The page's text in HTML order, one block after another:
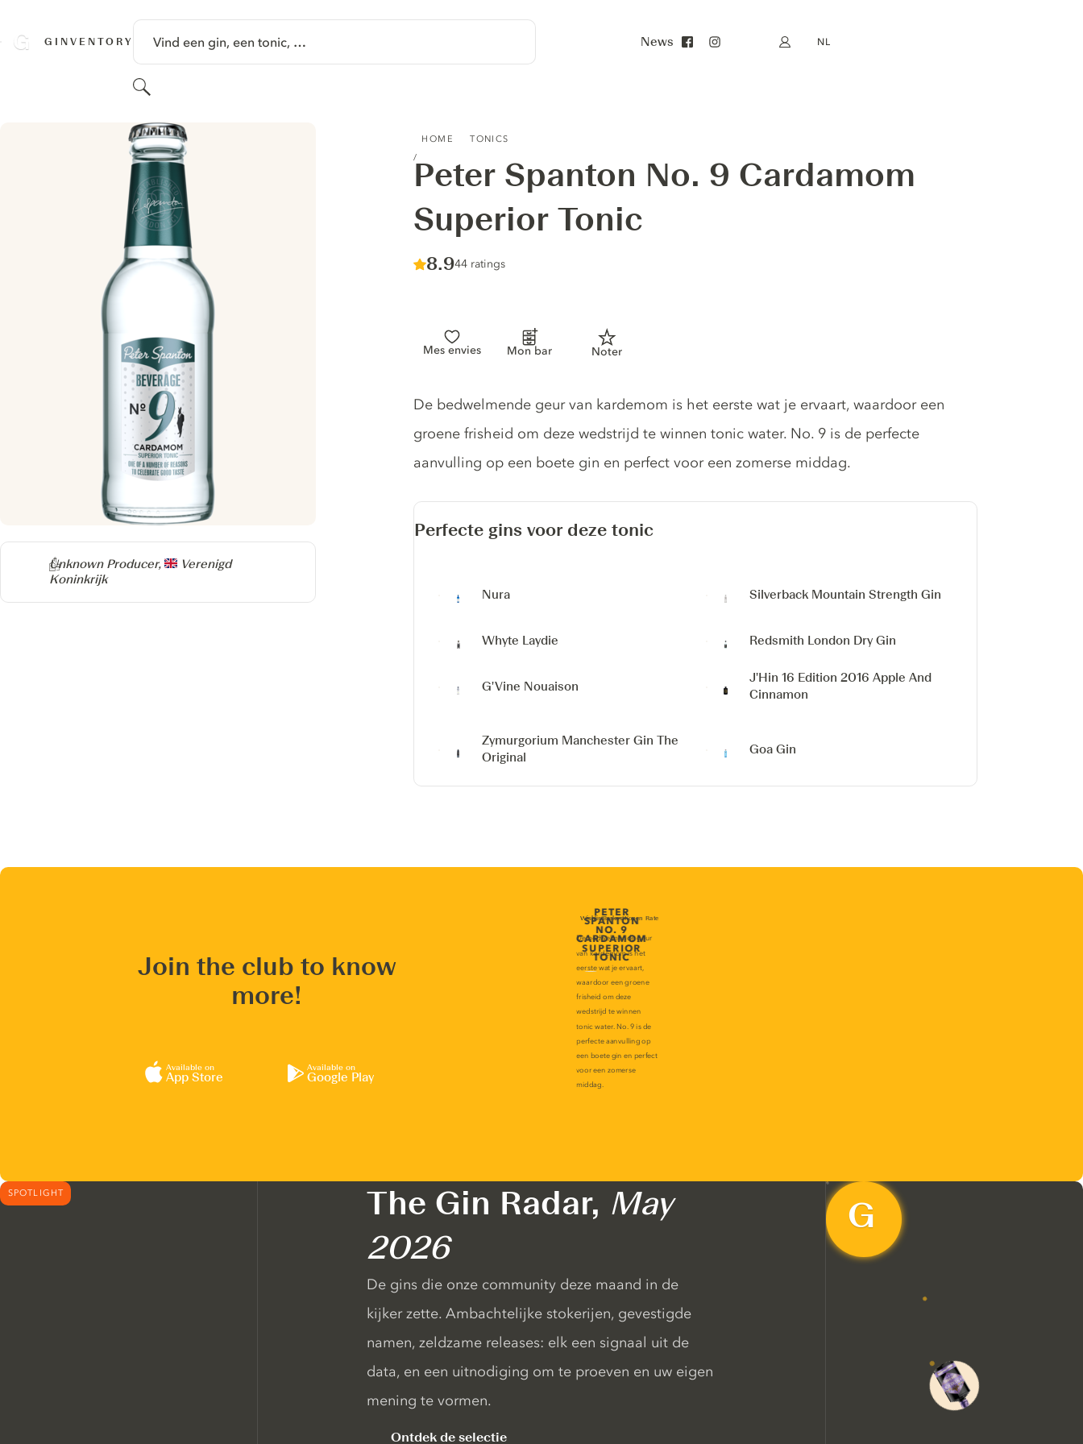
GINVENTORY Vind een gin, een tonic, …
Zoeken
News Mijn account
NL
HOME TONICS
Peter Spanton No. 9 Cardamom
Superior Tonic
Score :
8.9/ 10
44 ratings
Mes envies Mon bar Noter
Producer
Unknown Producer,
Verenigd
Koninkrijk
Tonic description
De bedwelmende geur van kardemom is het eerste wat je ervaart, waardoor een
groene frisheid om deze wedstrijd te winnen tonic water. No. 9 is de perfecte
aanvulling op een boete gin en perfect voor een zomerse middag.
Perfecte gins voor deze tonic
Nura Silverback Mountain Strength Gin
Whyte Laydie Redsmith London Dry Gin
G'Vine Nouaison
J'Hin 16 Edition 2016 Apple And
Cinnamon
Zymurgorium Manchester Gin The
Original
Goa Gin
Join the club to know
more!
Available on
App Store
Available on
Google Play
SPOTLIGHT The Gin Radar, May
2026
De gins die onze community deze maand in de
kijker zette. Ambachtelijke stokerijen, gevestigde
namen, zeldzame releases: elk een signaal uit de
data, en een uitnodiging om te proeven en uw eigen
mening te vormen.
Ontdek de selectie